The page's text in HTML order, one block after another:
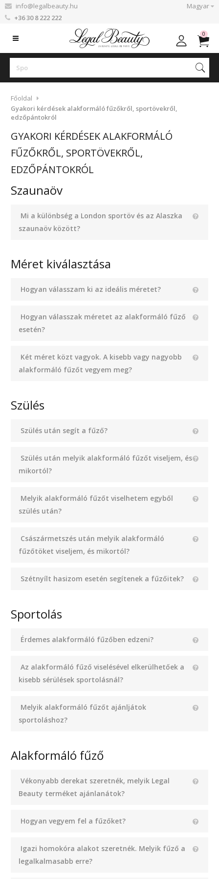
info@legalbeauty.hu
+36 30 8 222 222
Magyar
0
Főoldal
Gyakori kérdések alakformáló fűzőkről, sportövekről,
edzőpántokról
GYAKORI KÉRDÉSEK ALAKFORMÁLÓ
FŰZŐKRŐL, SPORTÖVEKRŐL,
EDZŐPÁNTOKRÓL
Szaunaöv
Mi a különbség a London sportöv és az Alaszka
szaunaöv között?
Méret kiválasztása
Hogyan válasszam ki az ideális méretet?
Hogyan válasszak méretet az alakformáló fűző
esetén?
Két méret közt vagyok. A kisebb vagy nagyobb
alakformáló fűzőt vegyem meg?
Szülés
Szülés után segít a fűző?
Szülés után melyik alakformáló fűzőt viseljem, és
mikortól?
Melyik alakformáló fűzőt viselhetem egyből
szülés után?
Császármetszés után melyik alakformáló
fűzőtöket viseljem, és mikortól?
Szétnyílt hasizom esetén segítenek a fűzőitek?
Sportolás
Érdemes alakformáló fűzőben edzeni?
Az alakformáló fűző viselésével elkerülhetőek a
kisebb sérülések sportolásnál?
Melyik alakformáló fűzőt ajánljátok
sportoláshoz?
Alakformáló fűző
Vékonyabb derekat szeretnék, melyik Legal
Beauty terméket ajánlanátok?
Hogyan vegyem fel a fűzőket?
Igazi homokóra alakot szeretnék. Melyik fűző a
legalkalmasabb erre?